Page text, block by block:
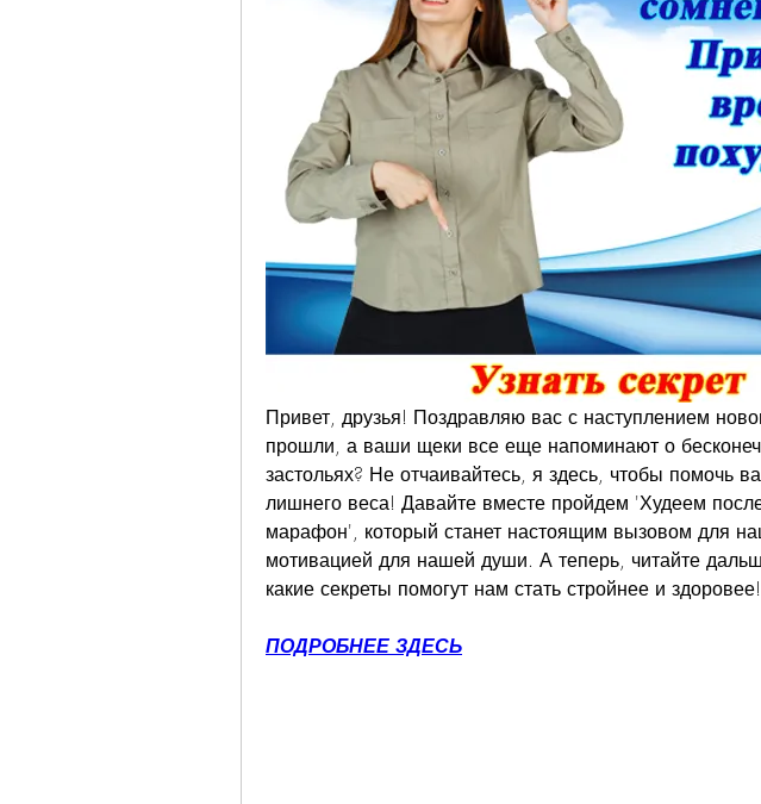
Привет, друзья! Поздравляю вас с наступлением
прошли, а ваши щеки все еще напоминают о
застольях? Не отчаивайтесь, я здесь, чтобы помочь
лишнего веса! Давайте вместе пройдем 'Худеем
марафон', который станет настоящим вызовом для
мотивацией для нашей души. А теперь, читайте
какие секреты помогут нам стать стройнее и здоровее!
ПОДРОБНЕЕ ЗДЕСЬ